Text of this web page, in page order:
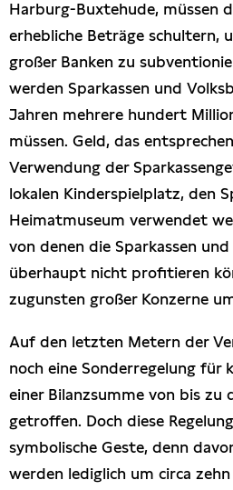
Harburg-Buxtehude, müssen
erhebliche Beträge schultern,
großer Banken zu
werden Sparkassen und
Jahren mehrere hundert
müssen. Geld, das
Verwendung der
lokalen Kinderspielplatz, den
Heimatmuseum verwendet
von denen die Sparkassen
überhaupt nicht profitieren
zugunsten großer Konzerne
Auf den letzten Metern der
noch eine Sonderregelung für
einer Bilanzsumme von bis zu
getroffen. Doch diese
symbolische Geste, denn
werden lediglich um circa